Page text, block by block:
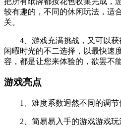
较有趣的，不同的休闲玩法，适
关。
4、游戏充满挑战，又可以获
闲暇时光的不二选择，以最快速
容，都是让您来体验的，欲罢不
游戏亮点
1、难度系数迥然不同的调节
2、简易易入手的游戏游戏玩